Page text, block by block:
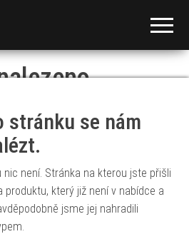
stránku se nám
není. Stránka na kterou jste přišli
produktu, který již není v nabídce a
jsme jej nahradili